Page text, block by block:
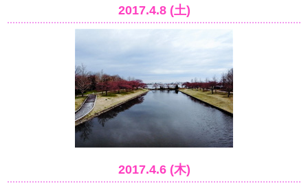
2017.4.8 (土)
2017.4.6 (木)